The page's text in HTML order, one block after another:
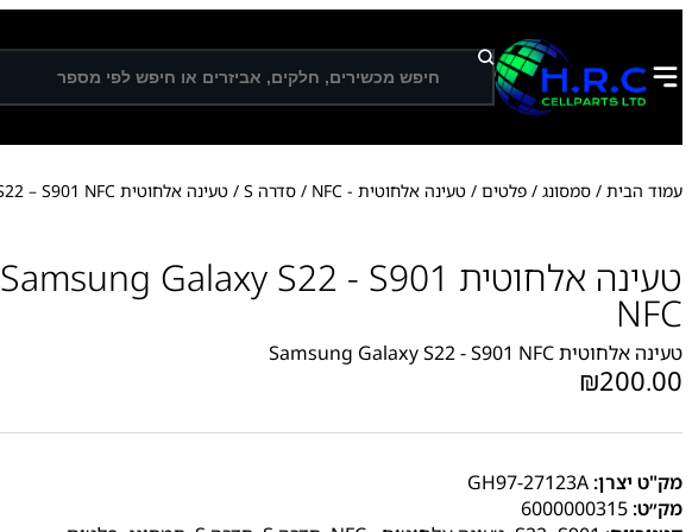
ח
י
פ
עמוד הבית / סמסונג / פלטים / טעינה אלחוטית - NFC / סדרה S / טעינה אלחוטית Samsung Galaxy S22 – S901 NFC
טעינה אלחוטית Samsung Galaxy S22 - S901
NFC
טעינה אלחוטית Samsung Galaxy S22 - S901 NFC
₪200.00
מק"ט יצרן: GH97-27123A
מק״ט: 6000000315